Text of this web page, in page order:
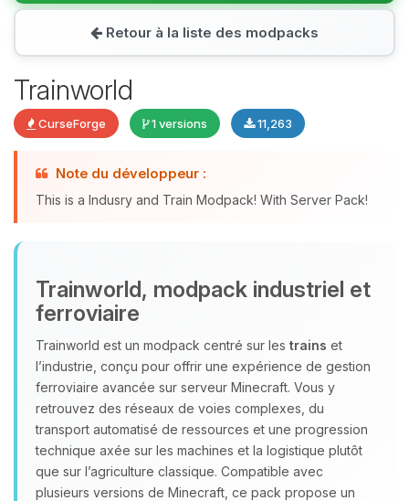
Retour à la liste des modpacks
Trainworld
CurseForge 1 versions 11,263
Note du développeur :
This is a Indusry and Train Modpack! With Server Pack!
Trainworld, modpack industriel et
ferroviaire
Trainworld est un modpack centré sur les trains et
l’industrie, conçu pour offrir une expérience de gestion
ferroviaire avancée sur serveur Minecraft. Vous y
retrouvez des réseaux de voies complexes, du
transport automatisé de ressources et une progression
technique axée sur les machines et la logistique plutôt
que sur l’agriculture classique. Compatible avec
plusieurs versions de Minecraft, ce pack propose un
parler ! Moi c’est Choupy, ton petit
assistant BoxToPlay. Dis-moi ce dont